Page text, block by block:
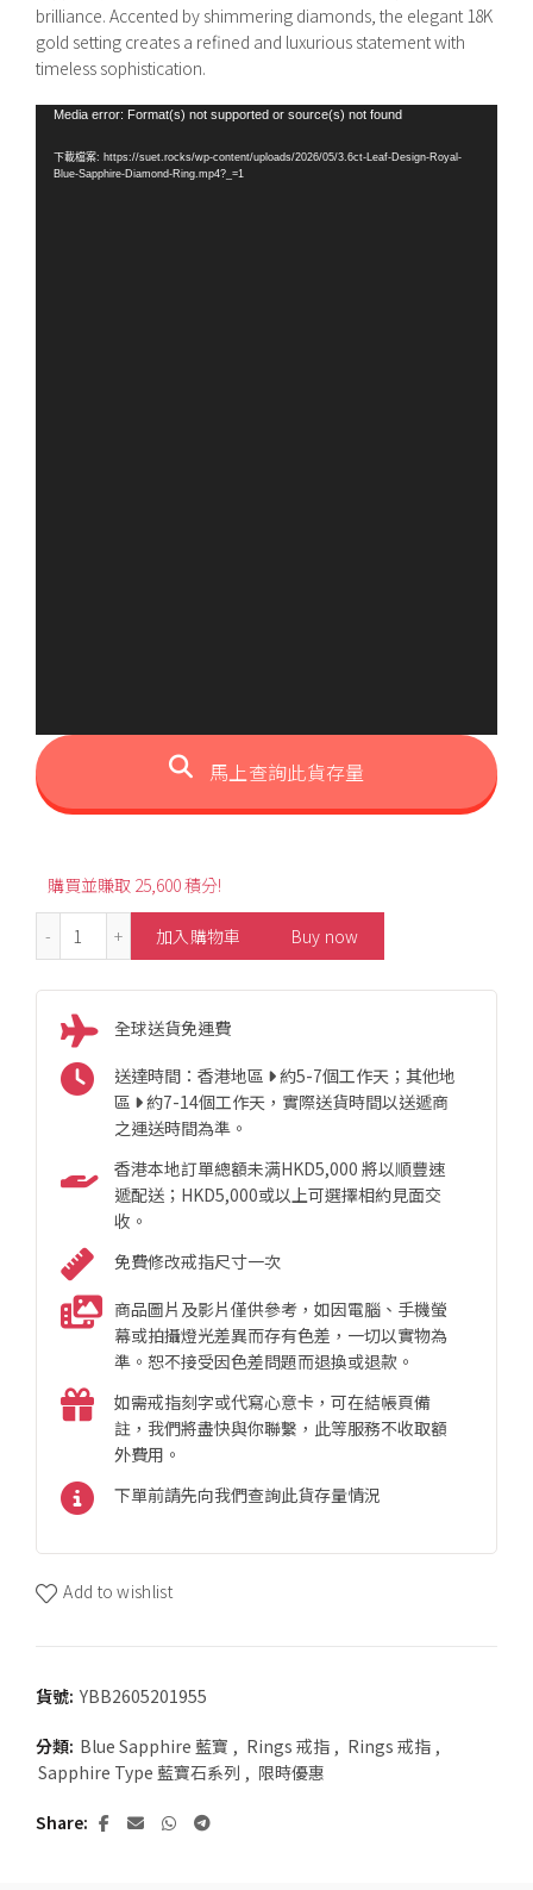
HK$32,000。HK$25,600。
brilliance. Accented by shimmering diamonds, the elegant 18K
gold setting creates a refined and luxurious statement with
timeless sophistication.
Media error: Format(s) not supported or source(s) not found
下載檔案: https://suet.rocks/wp-content/uploads/2026/05/3.6ct-Leaf-Design-Royal-
Blue-Sapphire-Diamond-Ring.mp4?_=1
馬上查詢此貨存量
購買並賺取 25,600 積分!
3.6ct Leaf Design Royal Blue Sapphire Diamond Ring 數
加入購物車 Buy now
全球送貨免運費
送達時間：香港地區
約5-7個工作天；其他地
區
約7-14個工作天，實際送貨時間以送遞商
之運送時間為準。
香港本地訂單總額未满HKD5,000 將以順豐速
遞配送；HKD5,000或以上可選擇相約見面交
收。
免費修改戒指尺寸一次
商品圖片及影片僅供參考，如因電腦、手機螢
幕或拍攝燈光差異而存有色差，一切以實物為
準。恕不接受因色差問題而退換或退款。
如需戒指刻字或代寫心意卡，可在結帳頁備
註，我們將盡快與你聯繫，此等服務不收取額
外費用。
下單前請先向我們查詢此貨存量情況
Add to wishlist
貨號: YBB2605201955
分類: Blue Sapphire 藍寶 , Rings 戒指 , Rings 戒指 ,
Sapphire Type 藍寶石系列 , 限時優惠
Share